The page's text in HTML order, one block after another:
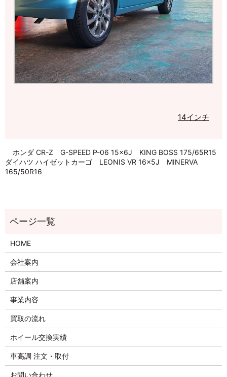
14インチ
ホンダ CR-Z G-SPEED P-06 15×6J KING BOSS 175/65R15
ダイハツ ハイゼットカーゴ LEONIS VR 16×5J MINERVA
165/50R16
HOME
会社案内
店舗案内
事業内容
買取の流れ
ホイール交換実績
車高調 注文・取付
お問い合わせ